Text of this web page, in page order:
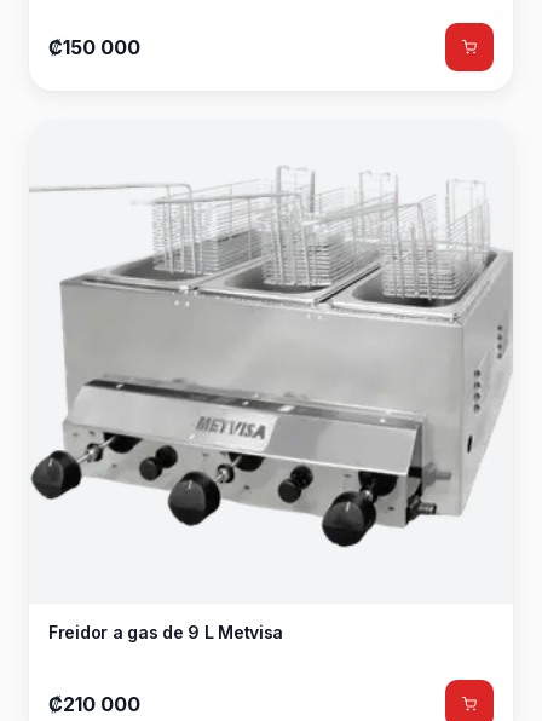
₡150 000
Freidor a gas de 9 L Metvisa
₡210 000